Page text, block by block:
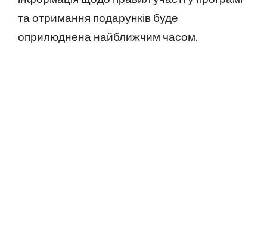
та отримання подарунків буде
оприлюднена найближчим часом.